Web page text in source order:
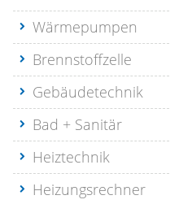
Wärmepumpen
Brennstoffzelle
Gebäudetechnik
Bad + Sanitär
Heiztechnik
Heizungsrechner